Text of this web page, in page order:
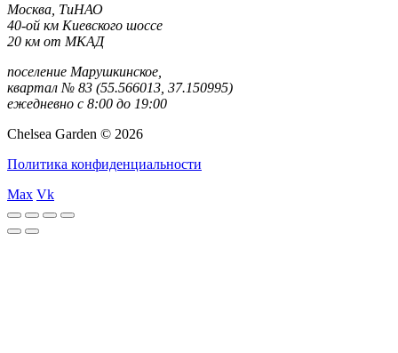
Москва, ТиНАО
40-ой км Киевского шоссе
20 км от МКАД
поселение Марушкинское,
квартал № 83 (55.566013, 37.150995)
ежедневно с 8:00 до 19:00
Chelsea Garden © 2026
Политика конфиденциальности
Max Vk